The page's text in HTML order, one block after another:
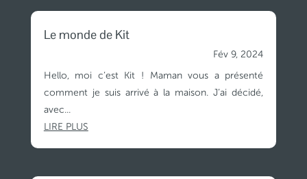
Le monde de Kit
Fév 9, 2024
Hello, moi c’est Kit ! Maman vous a présenté
comment je suis arrivé à la maison. J’ai décidé,
avec...
LIRE PLUS